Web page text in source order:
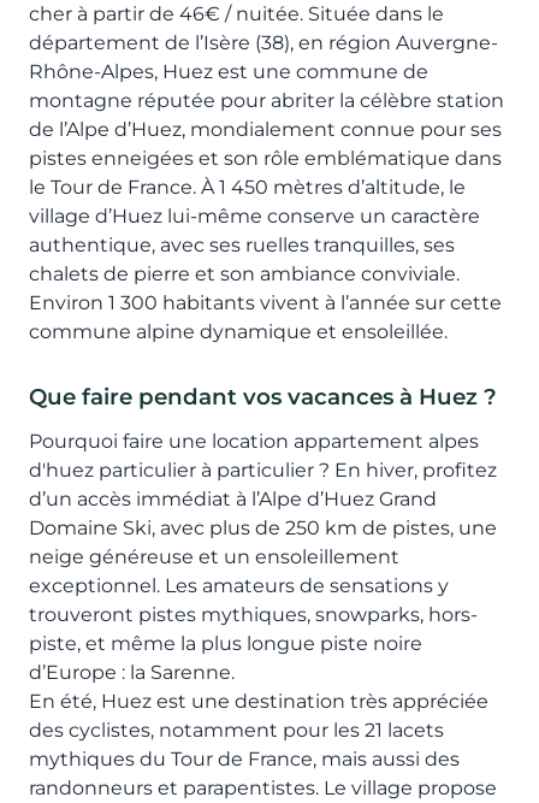
cher à partir de 46€ / nuitée. Située dans le
département de l’Isère (38), en région Auvergne-
Rhône-Alpes, Huez est une commune de
montagne réputée pour abriter la célèbre station
de l’Alpe d’Huez, mondialement connue pour ses
pistes enneigées et son rôle emblématique dans
le Tour de France. À 1 450 mètres d’altitude, le
village d’Huez lui-même conserve un caractère
authentique, avec ses ruelles tranquilles, ses
chalets de pierre et son ambiance conviviale.
Environ 1 300 habitants vivent à l’année sur cette
commune alpine dynamique et ensoleillée.
Que faire pendant vos vacances à Huez ?
Pourquoi faire une location appartement alpes
d'huez particulier à particulier ? En hiver, profitez
d’un accès immédiat à l’Alpe d’Huez Grand
Domaine Ski, avec plus de 250 km de pistes, une
neige généreuse et un ensoleillement
exceptionnel. Les amateurs de sensations y
trouveront pistes mythiques, snowparks, hors-
piste, et même la plus longue piste noire
d’Europe : la Sarenne.
En été, Huez est une destination très appréciée
des cyclistes, notamment pour les 21 lacets
mythiques du Tour de France, mais aussi des
randonneurs et parapentistes. Le village propose